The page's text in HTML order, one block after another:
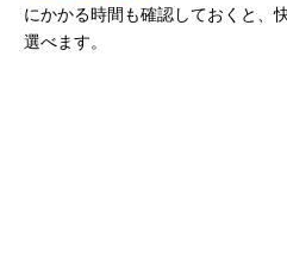
にかかる時間も確認しておくと、
選べます。